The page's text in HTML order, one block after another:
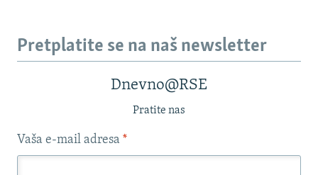
Pretplatite se na naš newsletter
Dnevno@RSE
Pratite nas
Vaša e-mail adresa *